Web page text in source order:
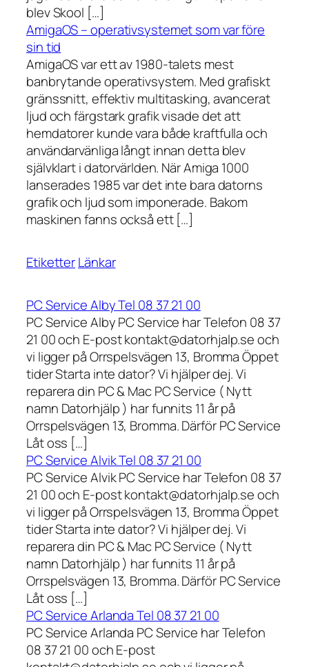
blev Skool […]
AmigaOS – operativsystemet som var före
sin tid
AmigaOS var ett av 1980-talets mest
banbrytande operativsystem. Med grafiskt
gränssnitt, effektiv multitasking, avancerat
ljud och färgstark grafik visade det att
hemdatorer kunde vara både kraftfulla och
användarvänliga långt innan detta blev
självklart i datorvärlden. När Amiga 1000
lanserades 1985 var det inte bara datorns
grafik och ljud som imponerade. Bakom
maskinen fanns också ett […]
EtiketterLänkar
PC Service Alby Tel 08 37 21 00
PC Service Alby PC Service har Telefon 08 37
21 00 och E-post kontakt@datorhjalp.se och
vi ligger på Orrspelsvägen 13, Bromma Öppet
tider Starta inte dator? Vi hjälper dej. Vi
reparera din PC & Mac PC Service ( Nytt
namn Datorhjälp ) har funnits 11 år på
Orrspelsvägen 13, Bromma. Därför PC Service
Låt oss […]
PC Service Alvik Tel 08 37 21 00
PC Service Alvik PC Service har Telefon 08 37
21 00 och E-post kontakt@datorhjalp.se och
vi ligger på Orrspelsvägen 13, Bromma Öppet
tider Starta inte dator? Vi hjälper dej. Vi
reparera din PC & Mac PC Service ( Nytt
namn Datorhjälp ) har funnits 11 år på
Orrspelsvägen 13, Bromma. Därför PC Service
Låt oss […]
PC Service Arlanda Tel 08 37 21 00
PC Service Arlanda PC Service har Telefon
08 37 21 00 och E-post